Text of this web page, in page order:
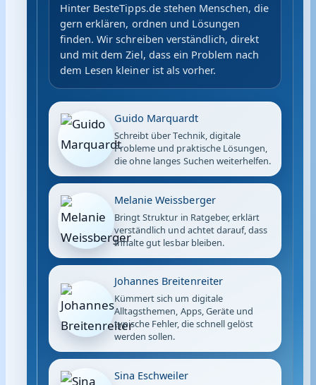
Hinter BesteTipps.de stehen Menschen, die
gern erklären, ordnen und Lösungen
finden. Wir schreiben verständlich, direkt
und mit dem Ziel, dass ein Problem nach
dem Lesen kleiner ist als vorher.
Guido Marquardt
Schreibt über Technik, digitale
Probleme und praktische Lösungen,
die ohne langes Suchen weiterhelfen.
Melanie Weissberger
Bringt Struktur in Ratgeber, erklärt
verständlich und achtet darauf, dass
Inhalte gut lesbar bleiben.
Johannes Breitenreiter
Kümmert sich um digitale
Alltagsthemen, Apps, Geräte und
typische Fehler, die schnell gelöst
werden sollen.
Sina Eschweiler